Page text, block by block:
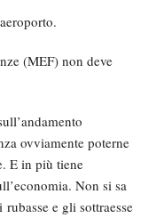
(MEF) non deve
ovviamente poterne
E in più tiene
Non si sa
e gli sottraesse